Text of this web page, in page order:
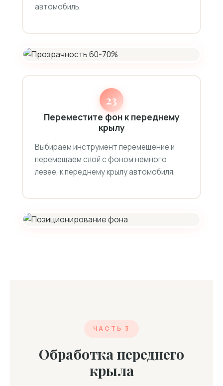
автомобиль.
23
Переместите фон к переднему
крылу
Выбираем инструмент перемещение и
перемещаем слой с фоном немного
левее, к переднему крылу автомобиля.
ЧАСТЬ 3
Обработка переднего
крыла